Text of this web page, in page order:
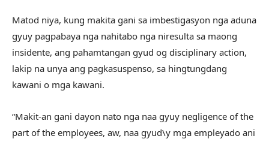
Matod niya, kung makita gani sa imbestigasyon nga aduna
gyuy pagpabaya nga nahitabo nga niresulta sa maong
insidente, ang pahamtangan gyud og disciplinary action,
lakip na unya ang pagkasuspenso, sa hingtungdang
kawani o mga kawani.
“Makit-an gani dayon nato nga naa gyuy negligence of the
part of the employees, aw, naa gyud\y mga empleyado ani